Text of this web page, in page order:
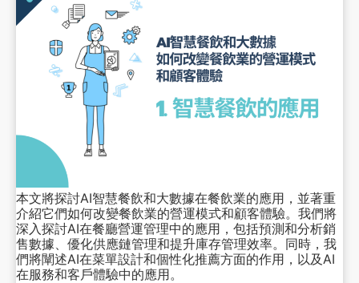
本文將探討AI智慧餐飲和大數據在餐飲業的應用，並著重
介紹它們如何改變餐飲業的營運模式和顧客體驗。我們將
深入探討AI在餐廳營運管理中的應用，包括預測和分析銷
售數據、優化供應鏈管理和提升庫存管理效率。同時，我
們將闡述AI在菜單設計和個性化推薦方面的作用，以及AI
在服務和客戶體驗中的應用。